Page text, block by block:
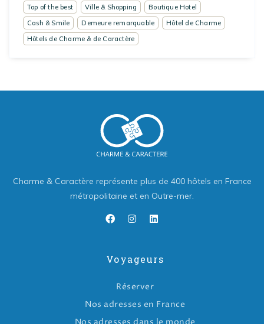
Top of the best
Ville & Shopping
Boutique Hotel
Cash & Smile
Demeure remarquable
Hôtel de Charme
Hôtels de Charme & de Caractère
Charme & Caractère représente plus de 400 hôtels en France
métropolitaine et en Outre-mer.
Voyageurs
Réserver
Nos adresses en France
Nos adresses dans le monde